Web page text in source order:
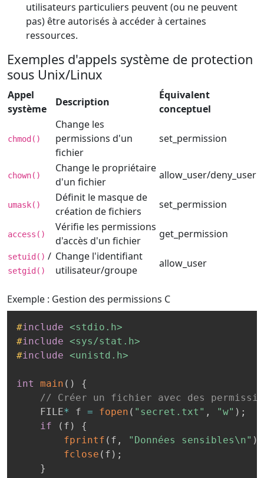
utilisateurs particuliers peuvent (ou ne peuvent
pas) être autorisés à accéder à certaines
ressources.
Exemples d'appels système de protection
sous Unix/Linux
Appel
système
Description
Équivalent
conceptuel
chmod()
Change les
permissions d'un
fichier
set_permission
chown()
Change le propriétaire
d'un fichier
allow_user/deny_user
umask()
Définit le masque de
création de fichiers
set_permission
access()
Vérifie les permissions
d'accès d'un fichier
get_permission
setuid() /
setgid()
Change l'identifiant
utilisateur/groupe
allow_user
Exemple : Gestion des permissions C
#include <stdio.h>
#include <sys/stat.h>
#include <unistd.h>
int main ( )
{
// Créer un fichier avec des
    FILE
* f = fopen ( "secret.txt" , "w" ) ;
if
( f )
{
fprintf ( f , "Données sensibles\n" )
fclose ( f ) ;
}